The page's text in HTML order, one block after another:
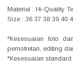
Material : Hi-Quality
Size : 36 37 38 39 40
*Kesesuaian foto
pemotretan, editing
*Kesesuaian